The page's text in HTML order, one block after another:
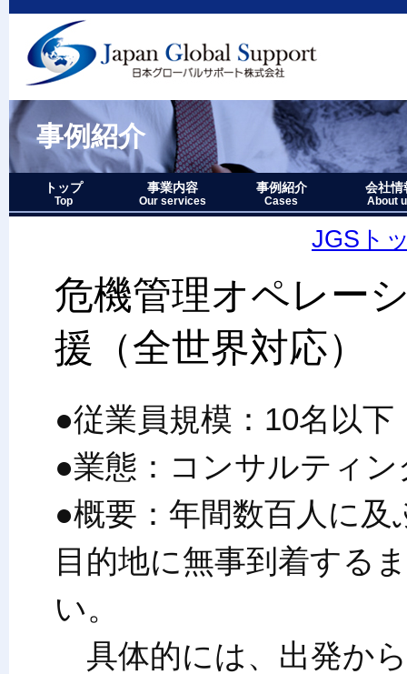
事例紹介
トップ
Top
事業内容
Our services
事例紹介
Cases
事例紹介－全件表示
アジア・オセアニア地域
ヨーロッパ地域
中近東・アフリカ地域
その他複合地域
会社情
About
会社情報
アクセス
沿革
企業理念
代表者略歴
経営七か条
当社のロ
JGSト
危機管理オペレー
援（全世界対応）
●従業員規模：10名以下
●業態：コンサルティン
●概要：年間数百人に
目的地に無事到着する
い。
具体的には、出発か